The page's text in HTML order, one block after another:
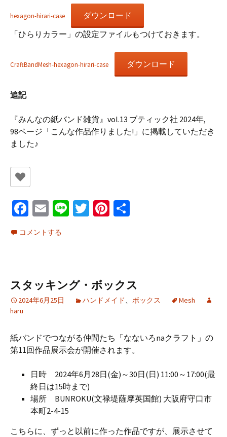
hexagon-hirari-case
ダウンロード
「ひらりカラー」の設定ファイルもつけておきます。
CraftBandMesh-hexagon-hirari-case ダウンロード
追記
『みんなの紙バンド雑貨』vol.13 ブティック社 2024年,
98ページ「こんな作品作りました!」に掲載していただき
ました♪
Fa
ce
b
k
E
m
ai
Li T
Pi
コメントする
スタッキング・ボックス
2024年6月25日 ハンドメイド、 ボックス
Mesh
haru
紙バンドでつながる仲間たち「なないろnaクラフト」の
第11回作品展示会が開催されます。
日時 2024年6月28日(金)～30日(日) 11:00～17:00(最
終日は15時まで)
場所 BUNROKU(文禄堤薩摩英国館) 大阪府守口市
本町2-4-15
こちらに、ずっと以前に作った作品ですが、展示させて